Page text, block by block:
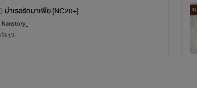
บำเรอรักมาเฟีย [NC20+]
Nanstory_
ยรุ่น
จ